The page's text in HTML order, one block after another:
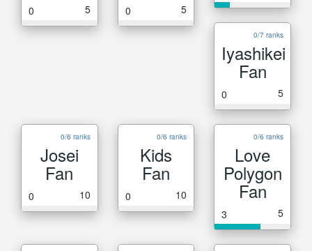
0 5 0 5
0/7 ranks
Iyashikei
Fan
0 5
0/6 ranks
Josei
Fan
0 10
0/6 ranks
Kids
Fan
0 10
0/6 ranks
Love
Polygon
Fan
3 5